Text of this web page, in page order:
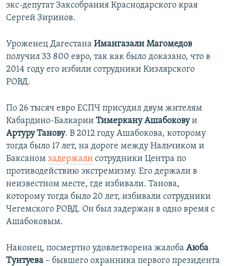
экс-депутат Заксобрания Краснодарского края
Сергей Зиринов.
Уроженец Дагестана Имангазали Магомедов
получил 33 800 евро, так как было доказано, что в
2014 году его избили сотрудники Кизлярского
РОВД.
По 26 тысяч евро ЕСПЧ присудил двум жителям
Кабардино-Балкарии Тимеркану Ашабоковуи
Артуру Танову. В 2012 году Ашабокова, которому
тогда было 17 лет, на дороге между Нальчиком и
Баксаном задержали сотрудники Центра по
противодействию экстремизму. Его держали в
неизвестном месте, где избивали. Танова,
которому тогда было 20 лет, избивали сотрудники
Чегемского РОВД. Он был задержан в одно время с
Ашабоковым.
Наконец, посмертно удовлетворена жалоба Аюба
Тунтуева – бывшего охранника первого президента